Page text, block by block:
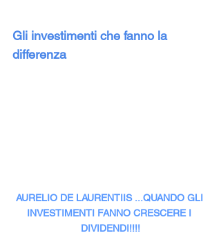
Gli investimenti che fanno la
differenza
AURELIO DE LAURENTIIS ...QUANDO GLI
INVESTIMENTI FANNO CRESCERE I
DIVIDENDI!!!!